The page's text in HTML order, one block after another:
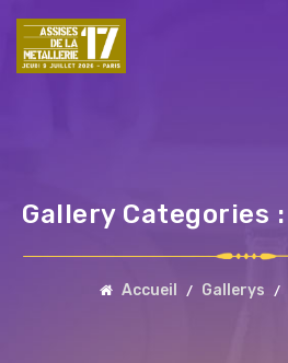
Gallery Categories :
Accueil Gallerys